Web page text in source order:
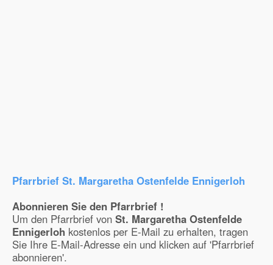
Pfarrbrief St. Margaretha Ostenfelde Ennigerloh
Abonnieren Sie den Pfarrbrief !
Um den Pfarrbrief von St. Margaretha Ostenfelde
Ennigerloh kostenlos per E-Mail zu erhalten, tragen
Sie Ihre E-Mail-Adresse ein und klicken auf 'Pfarrbrief
abonnieren'.